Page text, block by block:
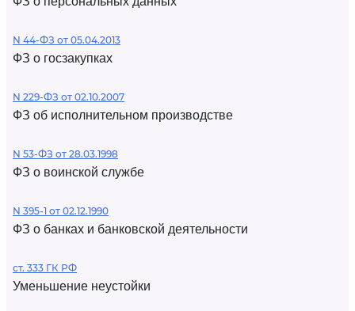
N 44-ФЗ от 05.04.2013
ФЗ о госзакупках
N 229-ФЗ от 02.10.2007
ФЗ об исполнительном производстве
N 53-ФЗ от 28.03.1998
ФЗ о воинской службе
N 395-1 от 02.12.1990
ФЗ о банках и банковской деятельности
ст. 333 ГК РФ
Уменьшение неустойки